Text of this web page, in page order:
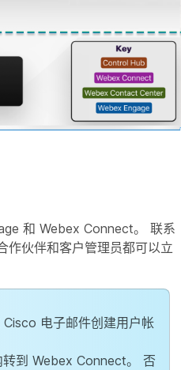
和 Webex Connect。 联系
作伙伴和客户管理员都可以立
电子邮件创建用户帐
到 Webex Connect。 否